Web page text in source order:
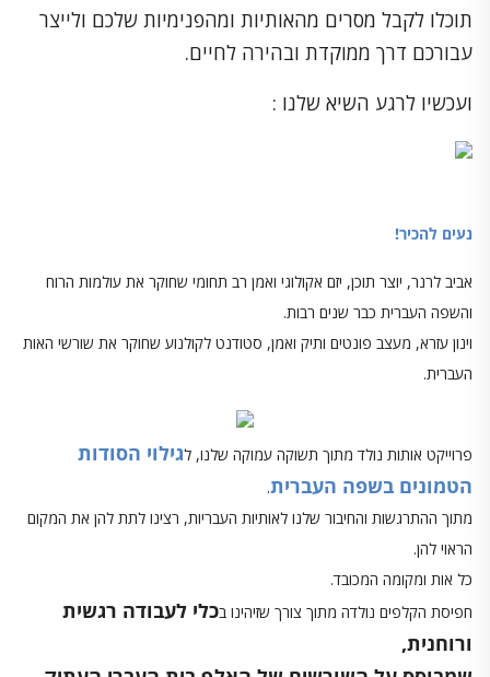
תוכלו לקבל מסרים מהאותיות ומהפנימיות שלכם ולייצר
עבורכם דרך ממוקדת ובהירה לחיים.
ועכשיו לרגע השיא שלנו :
נעים להכיר!
אביב לרנר, יוצר תוכן, יזם אקולוגי ואמן רב תחומי שחוקר את עולמות הרוח
והשפה העברית כבר שנים רבות.
וינון עזרא, מעצב פונטים ותיק ואמן, סטודנט לקולנוע שחוקר את שורשי האות
העברית.
פרוייקט אותות נולד מתוך תשוקה עמוקה שלנו, לגילוי הסודות
הטמונים בשפה העברית.
מתוך ההתרגשות והחיבור שלנו לאותיות העבריות, רצינו לתת להן את המקום
הראוי להן.
כל אות ומקומה המכובד.
חפיסת הקלפים נולדה מתוך צורך שזיהינו בכלי לעבודה רגשית
ורוחנית,